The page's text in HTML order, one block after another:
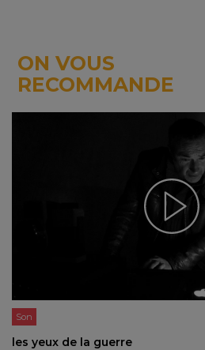
ON VOUS
RECOMMANDE
Son
les yeux de la guerre